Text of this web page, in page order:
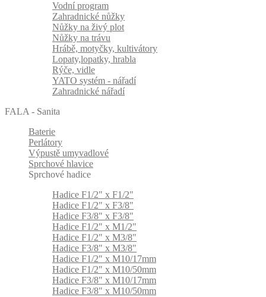
Vodní program
Zahradnické nůžky
Nůžky na živý plot
Nůžky na trávu
Hrábě, motyčky, kultivátory
Lopaty,lopatky, hrabla
Rýče, vidle
YATO systém - nářadí
Zahradnické nářadí
FALA - Sanita
Baterie
Perlátory
Výpustě umyvadlové
Sprchové hlavice
Sprchové hadice
Hadice F1/2" x F1/2"
Hadice F1/2" x F3/8"
Hadice F3/8" x F3/8"
Hadice F1/2" x M1/2"
Hadice F1/2" x M3/8"
Hadice F3/8" x M3/8"
Hadice F1/2" x M10/17mm
Hadice F1/2" x M10/50mm
Hadice F3/8" x M10/17mm
Hadice F3/8" x M10/50mm